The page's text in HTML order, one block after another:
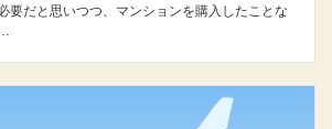
要だと思いつつ、マンションを購入したことな